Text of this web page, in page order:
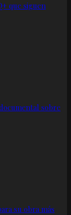
que siguen
sobre
su obra más